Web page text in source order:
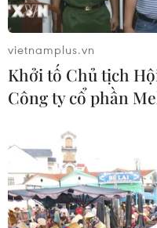
vietnamplus.vn
Khởi tố Chủ tịch
Công ty cổ phần